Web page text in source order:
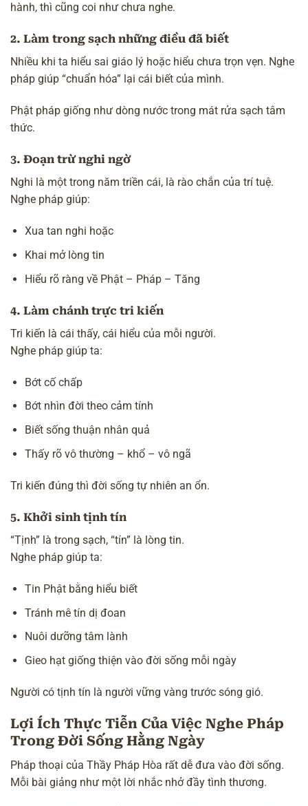
hành, thì cũng coi như chưa nghe.
2. Làm trong sạch những điều đã biết
Nhiều khi ta hiểu sai giáo lý hoặc hiểu chưa trọn vẹn. Nghe
pháp giúp “chuẩn hóa” lại cái biết của mình.
Phật pháp giống như dòng nước trong mát rửa sạch tâm
thức.
3. Đoạn trừ nghi ngờ
Nghi là một trong năm triền cái, là rào chắn của trí tuệ.
Nghe pháp giúp:
Xua tan nghi hoặc
Khai mở lòng tin
Hiểu rõ ràng về Phật – Pháp – Tăng
4. Làm chánh trực tri kiến
Tri kiến là cái thấy, cái hiểu của mỗi người.
Nghe pháp giúp ta:
Bớt cố chấp
Bớt nhìn đời theo cảm tính
Biết sống thuận nhân quả
Thấy rõ vô thường – khổ – vô ngã
Tri kiến đúng thì đời sống tự nhiên an ổn.
5. Khởi sinh tịnh tín
“Tịnh” là trong sạch, “tín” là lòng tin.
Nghe pháp giúp ta:
Tin Phật bằng hiểu biết
Tránh mê tín dị đoan
Nuôi dưỡng tâm lành
Gieo hạt giống thiện vào đời sống mỗi ngày
Người có tịnh tín là người vững vàng trước sóng gió.
Lợi Ích Thực Tiễn Của Việc Nghe Pháp
Trong Đời Sống Hằng Ngày
Pháp thoại của Thầy Pháp Hòa rất dễ đưa vào đời sống.
Mỗi bài giảng như một lời nhắc nhở đầy tình thương.